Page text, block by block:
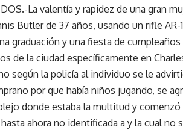
La valentía y rapidez de una gran
Butler de 37 años, usando un rifle
graduación y una fiesta de
de la ciudad específicamente en
según la policía al individuo se le
por que había niños jugando, se
donde estaba la multitud y comenzó
ahora no identificada a y la cual no